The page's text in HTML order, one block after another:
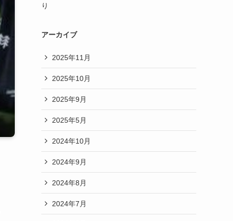
り
アーカイブ
2025年11月
2025年10月
2025年9月
2025年5月
2024年10月
2024年9月
2024年8月
2024年7月